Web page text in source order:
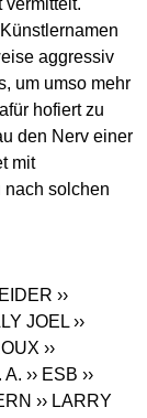
aggressiv
um umso mehr
hofiert zu
den Nerv einer
mit
nach solchen
››
JOEL ››
››
A. ›› ESB ››
›› LARRY